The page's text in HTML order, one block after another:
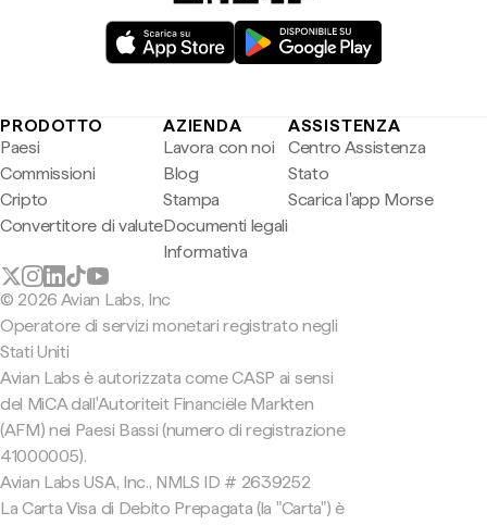
PRODOTTO
Paesi
Commissioni
Cripto
Convertitore di valute
AZIENDA
Lavora con noi
Blog
Stampa
Documenti legali
Informativa
ASSISTENZA
Centro Assistenza
Stato
Scarica l'app Morse
© 2026 Avian Labs, Inc
Operatore di servizi monetari registrato negli
Stati Uniti
Avian Labs è autorizzata come CASP ai sensi
del MiCA dall'Autoriteit Financiële Markten
(AFM) nei Paesi Bassi (numero di registrazione
41000005).
Avian Labs USA, Inc., NMLS ID # 2639252
La Carta Visa di Debito Prepagata (la "Carta") è